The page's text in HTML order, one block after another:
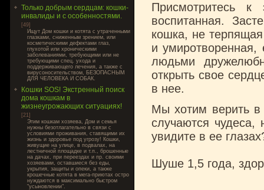
Только добрым сердцам: кошки-
инвалиды и с особенностями.
[49]
Ищут Дом кошки и котята с утраченными
глазками, сниженным зрением, или
косметическими дефектами глаз,
глухотой или хроническими
заболеваниями, требующими или не
требующими спец. ухода и
поддерживающего лечения, а также с
вирусоносительством, БЕЗОПАСНЫМ
ДЛЯ ЧЕЛОВЕКА И СОБАК.
Кошки SOS! Экстренный поиск
дома кошкам в
жизнеугрожающих ситуациях!
[21]
Этим кошкам хозяева, Дом и семья
нужны безотлагательно в связи с
условиями проживания, ставящими их
жизнь и здоровье под угрозу! Кошки,
живущие на улице, в подвалах, на
лестничной площадке и т.п., брошенные
на дачах, при переездах и пр. своими
хозяевами, оставшиеся без еды,
укрытия, защиты и опеки, а также
крошечные котята в мега-приютах остро
нуждаются в максимально быстром
"усыновлении".
Присмотритесь
воспитанная.
кошка, не
и
людьми
открыть свое
в нее.
Мы хотим верить в
случаются
увидите в ее
Шуше 1,5 года,